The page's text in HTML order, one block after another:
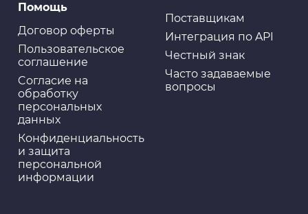
Помощь
Договор оферты
Пользовательское
соглашение
Cогласие на
обработку
персональных
данных
Конфиденциальность
и защита
персональной
информации
Поставщикам
Интеграция по API
Честный знак
Часто задаваемые
вопросы